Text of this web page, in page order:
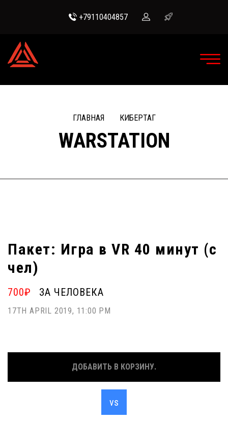
+79110404857
ГЛАВНАЯ КИБЕРТАГ
WARSTATION
Пакет: Игра в VR 40 минут (с
чел)
700₽ ЗА ЧЕЛОВЕКА
17TH APRIL 2019, 11:00 PM
ДОБАВИТЬ В КОРЗИНУ.